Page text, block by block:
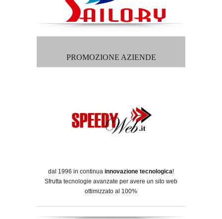
PROMOZIONE AZIENDE
dal 1996 in continua innovazione tecnologica!
Sfrutta tecnologie avanzate per avere un sito web
ottimizzato al 100%